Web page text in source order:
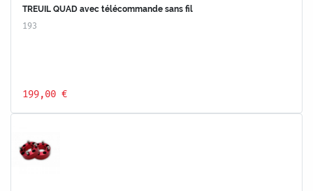
TREUIL QUAD avec télécommande sans fil
193
199,00 €